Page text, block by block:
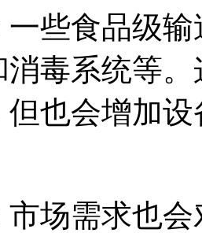
一些食品级
消毒系统等
但也会增加
场需求也